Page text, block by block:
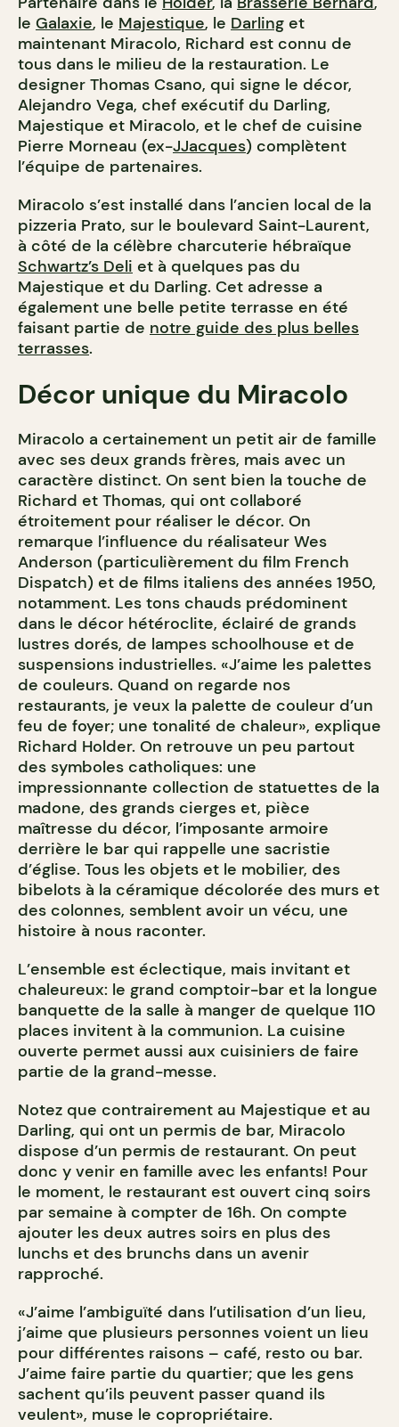
le Galaxie, le Majestique, le Darling et
maintenant Miracolo, Richard est connu de
tous dans le milieu de la restauration. Le
designer Thomas Csano, qui signe le décor,
Alejandro Vega, chef exécutif du Darling,
Majestique et Miracolo, et le chef de cuisine
Pierre Morneau (ex-JJacques) complètent
l’équipe de partenaires.
Miracolo s’est installé dans l’ancien local de la
pizzeria Prato, sur le boulevard Saint-Laurent,
à côté de la célèbre charcuterie hébraïque
Schwartz’s Deli et à quelques pas du
Majestique et du Darling. Cet adresse a
également une belle petite terrasse en été
faisant partie de notre guide des plus belles
terrasses.
Décor unique du Miracolo
Miracolo a certainement un petit air de famille
avec ses deux grands frères, mais avec un
caractère distinct. On sent bien la touche de
Richard et Thomas, qui ont collaboré
étroitement pour réaliser le décor. On
remarque l’influence du réalisateur Wes
Anderson (particulièrement du film French
Dispatch) et de films italiens des années 1950,
notamment. Les tons chauds prédominent
dans le décor hétéroclite, éclairé de grands
lustres dorés, de lampes schoolhouse et de
suspensions industrielles. «J’aime les palettes
de couleurs. Quand on regarde nos
restaurants, je veux la palette de couleur d’un
feu de foyer; une tonalité de chaleur», explique
Richard Holder. On retrouve un peu partout
des symboles catholiques: une
impressionnante collection de statuettes de la
madone, des grands cierges et, pièce
maîtresse du décor, l’imposante armoire
derrière le bar qui rappelle une sacristie
d’église. Tous les objets et le mobilier, des
bibelots à la céramique décolorée des murs et
des colonnes, semblent avoir un vécu, une
histoire à nous raconter.
L’ensemble est éclectique, mais invitant et
chaleureux: le grand comptoir-bar et la longue
banquette de la salle à manger de quelque 110
places invitent à la communion. La cuisine
ouverte permet aussi aux cuisiniers de faire
partie de la grand-messe.
Notez que contrairement au Majestique et au
Darling, qui ont un permis de bar, Miracolo
dispose d’un permis de restaurant. On peut
donc y venir en famille avec les enfants! Pour
le moment, le restaurant est ouvert cinq soirs
par semaine à compter de 16h. On compte
ajouter les deux autres soirs en plus des
lunchs et des brunchs dans un avenir
rapproché.
«J’aime l’ambiguïté dans l’utilisation d’un lieu,
j’aime que plusieurs personnes voient un lieu
pour différentes raisons – café, resto ou bar.
J’aime faire partie du quartier; que les gens
sachent qu’ils peuvent passer quand ils
veulent», muse le copropriétaire.